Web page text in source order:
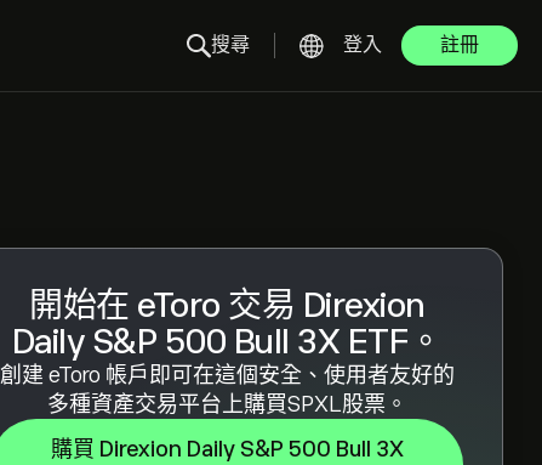
搜尋 登入 註冊
開始在 eToro 交易 Direxion
Daily S&P 500 Bull 3X ETF。
創建 eToro 帳戶即可在這個安全、使用者友好的
多種資產交易平台上購買SPXL股票。
購買 Direxion Daily S&P 500 Bull 3X